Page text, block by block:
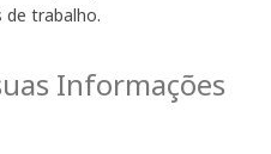
de trabalho.
Informações